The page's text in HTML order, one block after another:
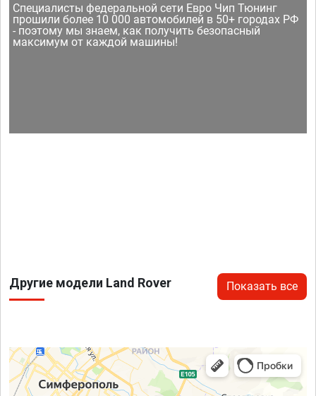
Специалисты федеральной сети Евро Чип Тюнинг
прошили более 10 000 автомобилей в 50+ городах РФ
- поэтому мы знаем, как получить безопасный
максимум от каждой машины!
Другие модели Land Rover Показать все